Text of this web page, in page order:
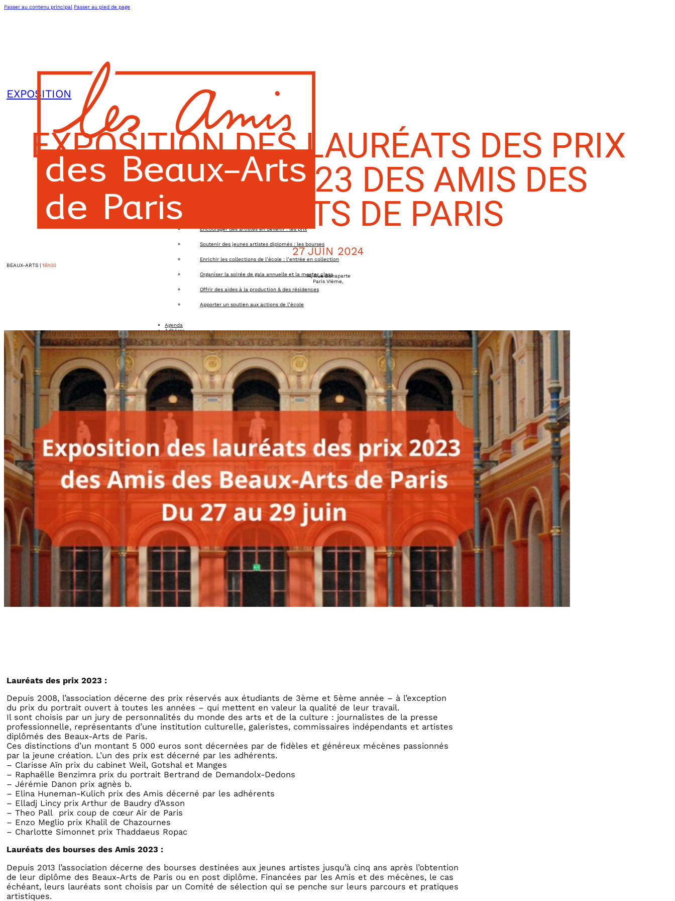
Passer au contenu principal Passer au pied de page
L’association
Actions
Encourager des artistes en devenir : les prix
Soutenir des jeunes artistes diplomés : les bourses
Enrichir les collections de l’école : l’entrée en collection
Organiser la soirée de gala annuelle et la master class
Offrir des aides à la production & des résidences
Apporter un soutien aux actions de l’école
Agenda
Adhérer
Contact
Connexion
EXPOSITION
EXPOSITION DES LAURÉATS DES PRIX
ET BOURSES 2023 DES AMIS DES
BEAUX-ARTS DE PARIS
27 JUIN 2024
BEAUX-ARTS
16h00
14, Rue Bonaparte
Paris VIème,
Lauréats des prix 2023 :
Depuis 2008, l’association décerne des prix réservés aux étudiants de 3ème et 5ème année – à l’exception
du prix du portrait ouvert à toutes les années – qui mettent en valeur la qualité de leur travail.
Il sont choisis par un jury de personnalités du monde des arts et de la culture : journalistes de la presse
professionnelle, représentants d’une institution culturelle, galeristes, commissaires indépendants et artistes
diplômés des Beaux-Arts de Paris.
Ces distinctions d’un montant 5 000 euros sont décernées par de fidèles et généreux mécènes passionnés
par la jeune création. L’un des prix est décerné par les adhérents.
– Clarisse Aïn prix du cabinet Weil, Gotshal et Manges
– Raphaëlle Benzimra prix du portrait Bertrand de Demandolx-Dedons
– Jérémie Danon prix agnès b.
– Elina Huneman-Kulich prix des Amis décerné par les adhérents
– Elladj Lincy prix Arthur de Baudry d’Asson
– Theo Pall prix coup de cœur Air de Paris
– Enzo Meglio prix Khalil de Chazournes
– Charlotte Simonnet prix Thaddaeus Ropac
Lauréats des bourses des Amis 2023 :
Depuis 2013 l’association décerne des bourses destinées aux jeunes artistes jusqu’à cinq ans après l’obtention
de leur diplôme des Beaux-Arts de Paris ou en post diplôme. Financées par les Amis et des mécènes, le cas
échéant, leurs lauréats sont choisis par un Comité de sélection qui se penche sur leurs parcours et pratiques
artistiques.